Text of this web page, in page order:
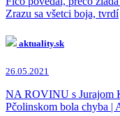
Zrazu sa všetci boja, tvrdí
aktuality.sk
26.05.2021
NA ROVINU s Jurajom
Pčolinskom bola chyba |